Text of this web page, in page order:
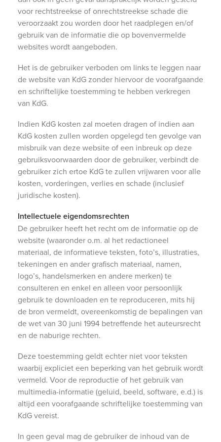
voor rechtstreekse of onrechtstreekse schade die
veroorzaakt zou worden door het raadplegen en/of
gebruik van de informatie die op bovenvermelde
websites wordt aangeboden.
Het is de gebruiker verboden om links te leggen naar
de website van KdG zonder hiervoor de voorafgaande
en schriftelijke toestemming te hebben verkregen
van KdG.
Indien KdG kosten zal moeten dragen of indien aan
KdG kosten zullen worden opgelegd ten gevolge van
misbruik van deze website of een inbreuk op deze
gebruiksvoorwaarden door de gebruiker, verbindt de
gebruiker zich ertoe KdG te zullen vrijwaren voor alle
kosten, vorderingen, verlies en schade (inclusief
juridische kosten).
Intellectuele eigendomsrechten
De gebruiker heeft het recht om de informatie op de
website (waaronder o.m. al het redactioneel
materiaal, de informatieve teksten, foto’s, illustraties,
tekeningen en ander grafisch materiaal, namen,
logo’s, handelsmerken en andere merken) te
consulteren en enkel en alleen voor persoonlijk
gebruik te downloaden en te reproduceren, mits hij
de bron vermeldt, overeenkomstig de bepalingen van
de wet van 30 juni 1994 betreffende het auteursrecht
en de naburige rechten.
Deze toestemming geldt echter niet voor teksten
waarbij expliciet een beperking van het gebruik wordt
vermeld. Voor de reproductie of het gebruik van
multimedia-informatie (geluid, beeld, software, e.d.) is
altijd een voorafgaande schriftelijke toestemming van
KdG vereist.
In geen geval mag de gebruiker de inhoud van de